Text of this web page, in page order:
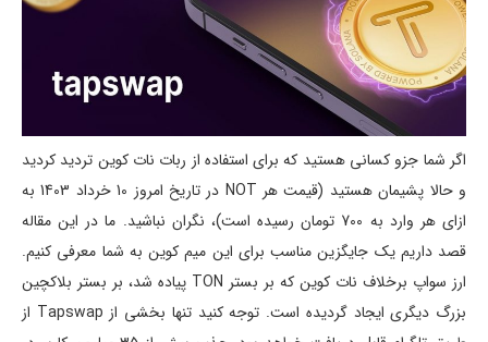
اگر شما جزو کسانی هستید که برای استفاده از ربات نات کوین تردید کردید
و حالا پشیمان هستید (قیمت هر NOT در تاریخ امروز 10 خرداد 1403 به
ازای هر وارد به 700 تومان رسیده است)، نگران نباشید. ما در این مقاله
قصد داریم یک جایگزین مناسب برای این میم کوین به شما معرفی کنیم.
ارز سواپ برخلاف نات کوین که بر بستر TON پیاده شد، بر بستر بلاکچین
بزرگ دیگری ایجاد گردیده است. توجه کنید تنها بخشی از Tapswap از